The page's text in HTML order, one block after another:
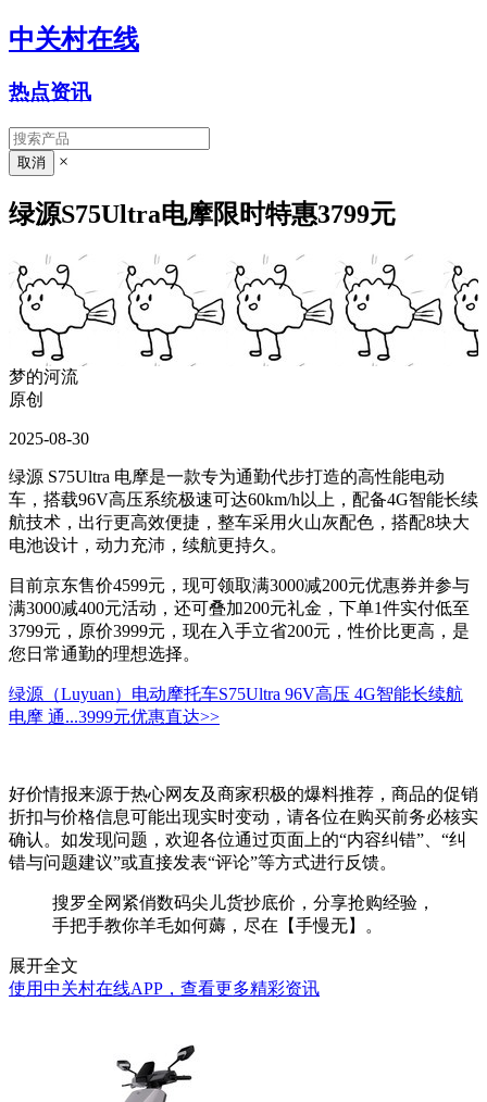
中关村在线
热点资讯
×
绿源S75Ultra电摩限时特惠3799元
梦的河流
原创
2025-08-30
绿源 S75Ultra 电摩是一款专为通勤代步打造的高性能电动
车，搭载96V高压系统极速可达60km/h以上，配备4G智能长续
航技术，出行更高效便捷，整车采用火山灰配色，搭配8块大
电池设计，动力充沛，续航更持久。
目前京东售价4599元，现可领取满3000减200元优惠券并参与
满3000减400元活动，还可叠加200元礼金，下单1件实付低至
3799元，原价3999元，现在入手立省200元，性价比更高，是
您日常通勤的理想选择。
绿源（Luyuan）电动摩托车S75Ultra 96V高压 4G智能长续航
电摩 通...3999元优惠直达>>
好价情报来源于热心网友及商家积极的爆料推荐，商品的促销
折扣与价格信息可能出现实时变动，请各位在购买前务必核实
确认。如发现问题，欢迎各位通过页面上的“内容纠错”、“纠
错与问题建议”或直接发表“评论”等方式进行反馈。
搜罗全网紧俏数码尖儿货抄底价，分享抢购经验，
手把手教你羊毛如何薅，尽在【手慢无】。
展开全文
使用中关村在线APP，查看更多精彩资讯